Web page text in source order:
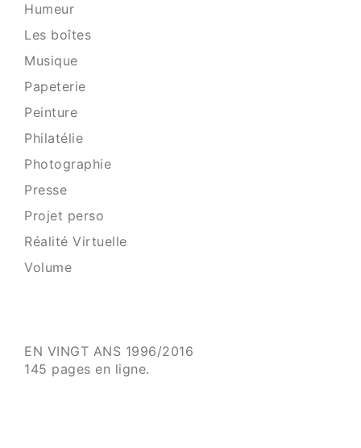
Humeur
Les boîtes
Musique
Papeterie
Peinture
Philatélie
Photographie
Presse
Projet perso
Réalité Virtuelle
Volume
EN VINGT ANS 1996/2016
145 pages en ligne.